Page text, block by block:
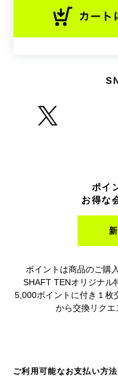
ポイ
お得な
ポイントは商品のご購
SHAFT TENオリジナル
5,000ポイントに付き１枚
から交換リクエ
ご利用可能なお支払い方法